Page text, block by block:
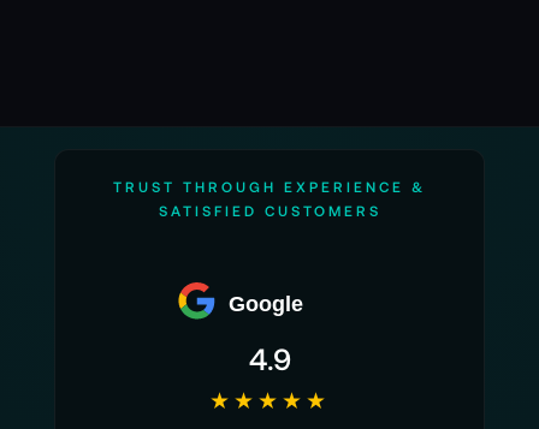
TRUST THROUGH EXPERIENCE &
SATISFIED CUSTOMERS
Google
4.9
★★★★★